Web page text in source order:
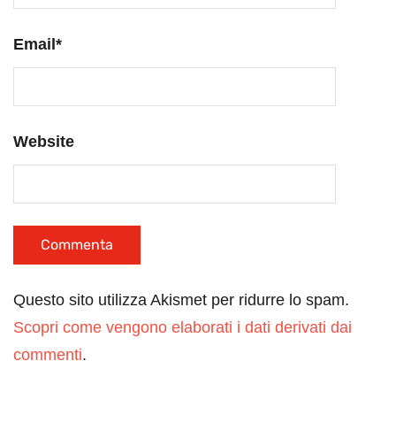
Email*
Website
Questo sito utilizza Akismet per ridurre lo spam.
Scopri come vengono elaborati i dati derivati dai
commenti.